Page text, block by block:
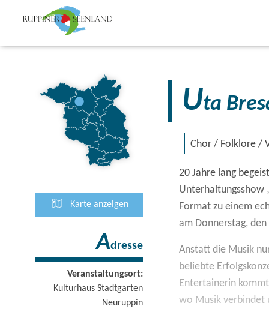
Karte anzeigen
Adresse
Veranstaltungsort:
Kulturhaus Stadtgarten
Neuruppin
Uta
Chor / Folklore /
20 Jahre lang
Unterhaltungsshow
Format zu einem
am Donnerstag,
Anstatt die Musik
beliebte
Entertainerin
wo Musik verbindet